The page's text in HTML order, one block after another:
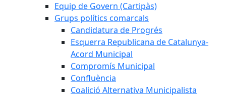
Equip de Govern (Cartipàs)
Grups polítics comarcals
Candidatura de Progrés
Esquerra Republicana de Catalunya-
Acord Municipal
Compromís Municipal
Confluència
Coalició Alternativa Municipalista